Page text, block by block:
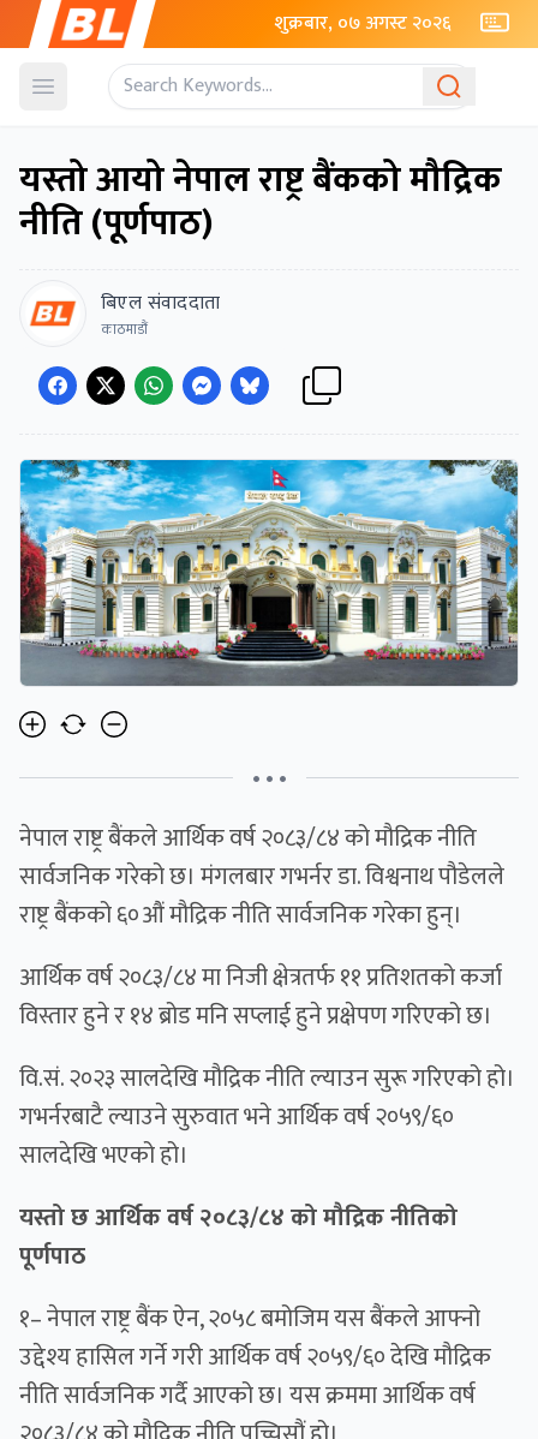
शुक्रबार, ०७ अगस्ट २०२६
Open menu
यस्तो आयो नेपाल राष्ट्र बैंकको मौद्रिक
नीति (पूर्णपाठ)
बिएल संवाददाता
काठमाडौं
• • •
नेपाल राष्ट्र बैंकले आर्थिक वर्ष २०८३/८४ को मौद्रिक नीति
सार्वजनिक गरेको छ। मंगलबार गभर्नर डा. विश्वनाथ पौडेलले
राष्ट्र बैंकको ६०औं मौद्रिक नीति सार्वजनिक गरेका हुन्।
आर्थिक वर्ष २०८३/८४ मा निजी क्षेत्रतर्फ ११ प्रतिशतको कर्जा
विस्तार हुने र १४ ब्रोड मनि सप्लाई हुने प्रक्षेपण गरिएको छ।
वि.सं. २०२३ सालदेखि मौद्रिक नीति ल्याउन सुरू गरिएको हो।
गभर्नरबाटै ल्याउने सुरुवात भने आर्थिक वर्ष २०५९/६०
सालदेखि भएको हो।
यस्तो छ आर्थिक वर्ष २०८३/८४ को मौद्रिक नीतिको
पूर्णपाठ
१– नेपाल राष्ट्र बैंक ऐन, २०५८ बमोजिम यस बैंकले आफ्नो
उद्देश्य हासिल गर्ने गरी आर्थिक वर्ष २०५९/६० देखि मौद्रिक
नीति सार्वजनिक गर्दै आएको छ। यस क्रममा आर्थिक वर्ष